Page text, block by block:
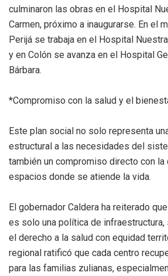
culminaron las obras en el Hospital
Carmen, próximo a inaugurarse. En el
Perijá se trabaja en el Hospital
y en Colón se avanza en el Hospital
Bárbara.
*Compromiso con la salud y el
Este plan social no solo representa
estructural a las necesidades del
también un compromiso directo con
espacios donde se atiende la vida.
El gobernador Caldera ha reiterado
es solo una política de infraestructura,
el derecho a la salud con equidad
regional ratificó que cada centro
para las familias zulianas,